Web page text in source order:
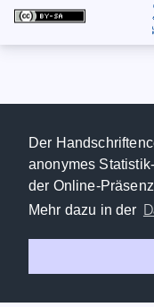
Der
anonymes
der Online-
Mehr dazu in der